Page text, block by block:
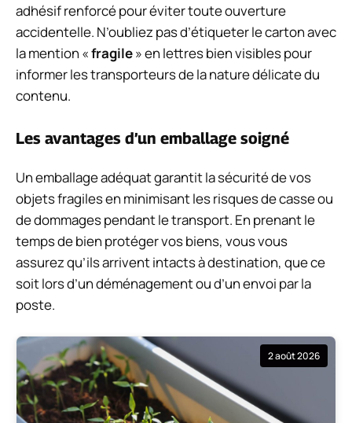
adhésif renforcé pour éviter toute ouverture
accidentelle. N’oubliez pas d’étiqueter le carton avec
la mention «fragile» en lettres bien visibles pour
informer les transporteurs de la nature délicate du
contenu.
Les avantages d’un emballage soigné
Un emballage adéquat garantit la sécurité de vos
objets fragiles en minimisant les risques de casse ou
de dommages pendant le transport. En prenant le
temps de bien protéger vos biens, vous vous
assurez qu’ils arrivent intacts à destination, que ce
soit lors d’un déménagement ou d’un envoi par la
poste.
2 août 2026